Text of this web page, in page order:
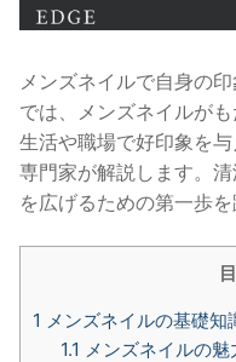
メンズネイルで自身の
では、メンズネイルが
生活や職場で好印象を
専門家が解説します。
を広げるための第一歩を
1 メンズネイルの基礎知
1.1 メンズネイルの魅